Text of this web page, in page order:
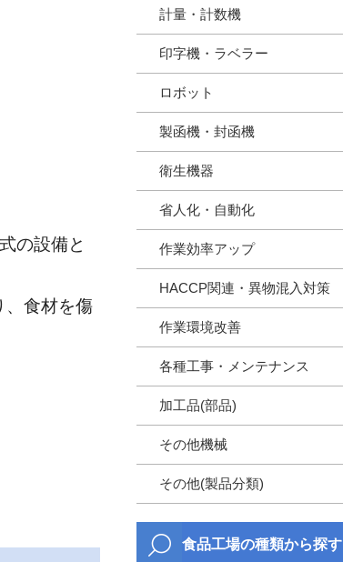
の設備と
、食材を傷
計量・計数機
印字機・ラベラー
ロボット
製函機・封函機
衛生機器
省人化・自動化
作業効率アップ
HACCP関連・異物混入対策
作業環境改善
各種工事・メンテナンス
加工品(部品)
その他機械
その他(製品分類)
食品工場の種類から探す